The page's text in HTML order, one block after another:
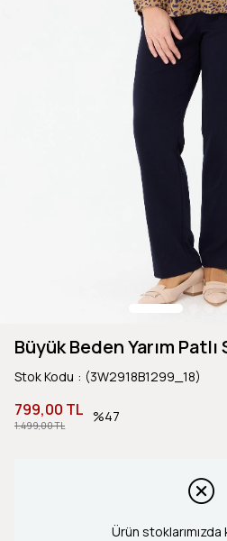
Büyük Beden Yarım
Stok Kodu (3W2918B1299_18)
1.499,00 TL
799,00 TL 47
Ürün stoklarımızda